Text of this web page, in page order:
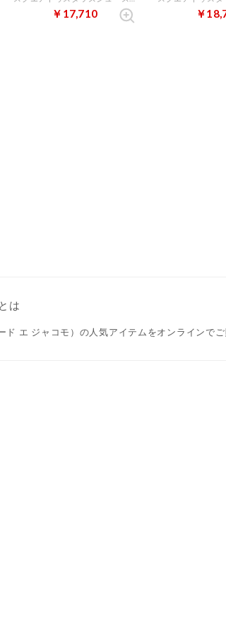
￥17,710 ￥
は
エ ジャコモ）の人気アイテムをオンラインでご